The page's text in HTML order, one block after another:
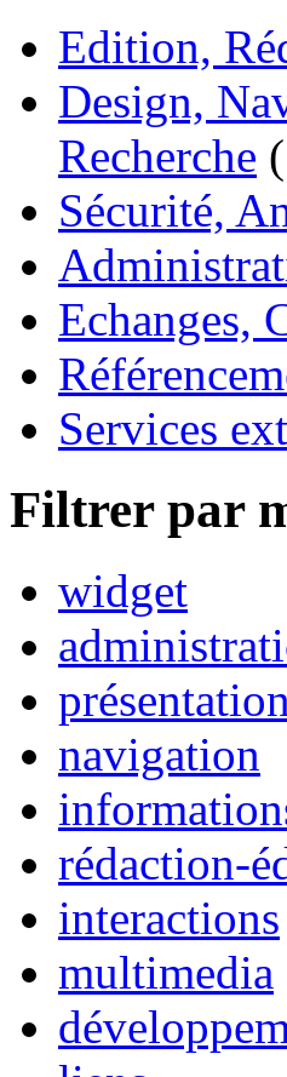
Edition,
Design,
Recherche
Sécurité,
Echanges,
Services
Filtrer par
widget
présentation
navigation
rédaction-
interactions
multimedia